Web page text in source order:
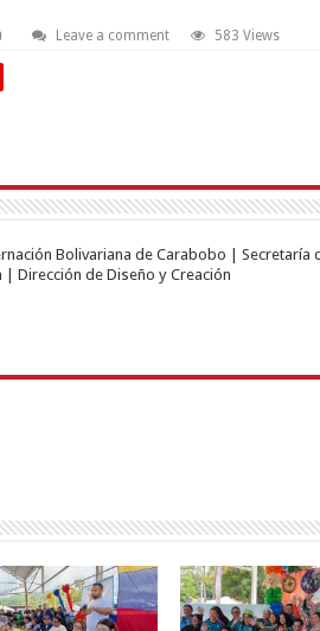
Leave a comment 583 Views
Bolivariana de Carabobo | Secretaría
Dirección de Diseño y Creación